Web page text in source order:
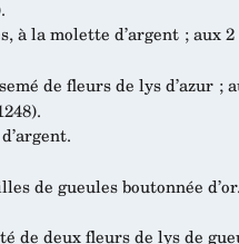
à la molette d’argent ; aux
de fleurs de lys d’azur ;
de gueules boutonnée
de deux fleurs de lys de